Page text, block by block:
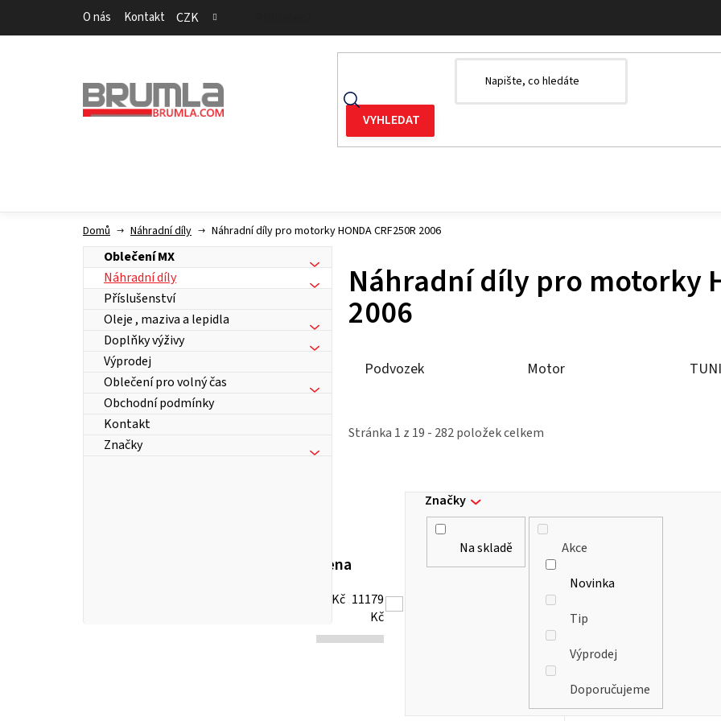
O nás Kontakt CZK
Domů Náhradní díly Náhradní díly pro motorky HONDA CRF250R 2006
Oblečení MX
Náhradní díly
Příslušenství
Oleje , maziva a lepidla
Doplňky výživy
Výprodej
Oblečení pro volný čas
Obchodní podmínky
Kontakt
Značky
Náhradní díly pro motorky
2006
Podvozek Motor
Stránka 1 z 19 - 282položek celkem
Cena
Kč 11179
Kč
Na skladě
Akce
Novinka
Tip
Výprodej
Doporučujeme
Značky